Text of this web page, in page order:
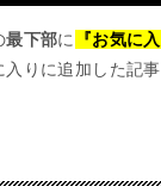
最下部に 『お気に
入りに追加した記